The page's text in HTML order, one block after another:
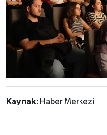
Kaynak: Haber Merkezi